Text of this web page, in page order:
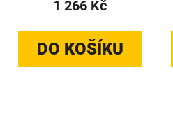
1 266 Kč
DO KOŠÍKU